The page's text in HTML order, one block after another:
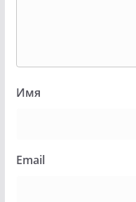
Имя
Email